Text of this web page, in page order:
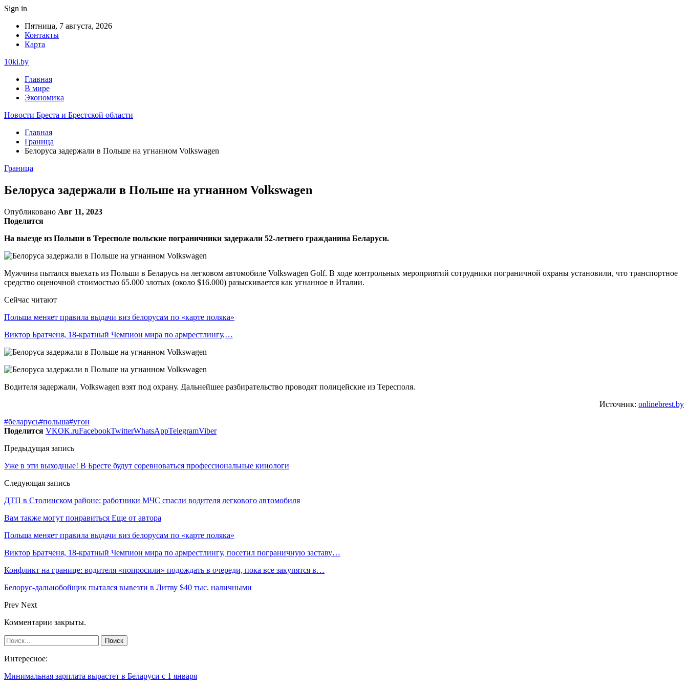
Sign in
Пятница, 7 августа, 2026
Контакты
Карта
10ki.by
Главная
В мире
Экономика
Новости Бреста и Брестской области
Главная
Граница
Белоруса задержали в Польше на угнанном Volkswagen
Граница
Белоруса задержали в Польше на угнанном Volkswagen
Опубликовано Авг 11, 2023
Поделится
На выезде из Польши в Тересполе польские пограничники задержали 52-летнего гражданина Беларуси.
Мужчина пытался выехать из Польши в Беларусь на легковом автомобиле Volkswagen Golf. В ходе контрольных мероприятий сотрудники пограничной охраны установили, что транспортное
средство оценочной стоимостью 65.000 злотых (около $16.000) разыскивается как угнанное в Италии.
Сейчас читают
Польша меняет правила выдачи виз белорусам по «карте поляка»
Виктор Братченя, 18-кратный Чемпион мира по армрестлингу,…
Водителя задержали, Volkswagen взят под охрану. Дальнейшее разбирательство проводят полицейские из Тересполя.
Источник: onlinebrest.by
#беларусь#польша#угон
Поделится VKOK.ruFacebookTwitterWhatsAppTelegramViber
Предыдущая запись
Уже в эти выходные! В Бресте будут соревноваться профессиональные кинологи
Следующая запись
ДТП в Столинском районе: работники МЧС спасли водителя легкового автомобиля
Вам также могут понравиться Еще от автора
Польша меняет правила выдачи виз белорусам по «карте поляка»
Виктор Братченя, 18-кратный Чемпион мира по армрестлингу, посетил пограничную заставу…
Конфликт на границе: водителя «попросили» подождать в очереди, пока все закупятся в…
Белорус-дальнобойщик пытался вывезти в Литву $40 тыс. наличными
Prev Next
Комментарии закрыты.
Интересное:
Минимальная зарплата вырастет в Беларуси с 1 января